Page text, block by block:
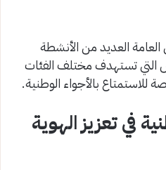
العامة العديد من الأنشطة
التي تستهدف مختلف الفئات
للاستمتاع بالأجواء الوطنية.
في تعزيز الهوية